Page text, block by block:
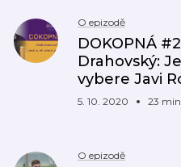
O epizodě
DOKOPNÁ
Drahovský:
vybere Javi
5. 10. 2020 23 min
O epizodě